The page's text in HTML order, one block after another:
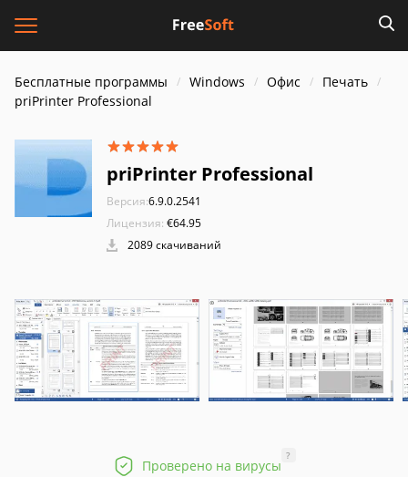
Бесплатные программы Windows Офис
Печать
priPrinter Professional
priPrinter Professional
Версия:6.9.0.2541
Лицензия: €64.95
2089 скачиваний
Проверено на вирусы
?